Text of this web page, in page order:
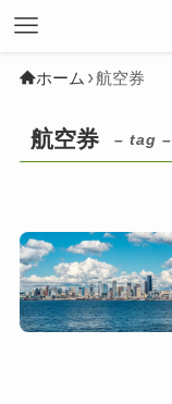
ホーム 航空券
航空券 – tag –